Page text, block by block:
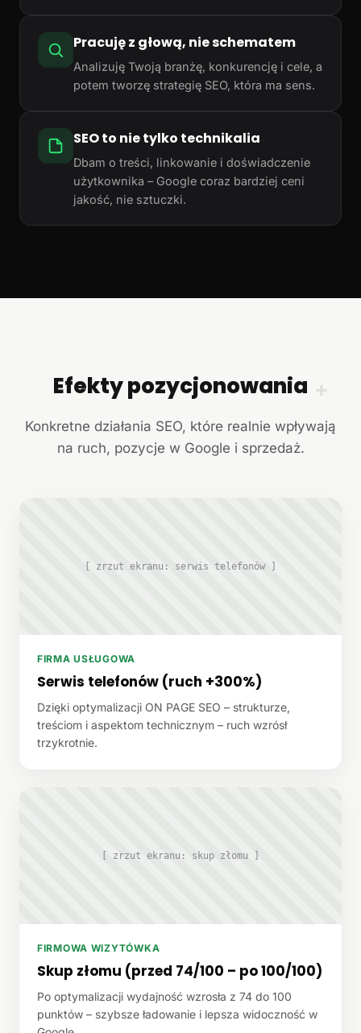
Pracuję z głową, nie schematem
Analizuję Twoją branżę, konkurencję i cele, a
potem tworzę strategię SEO, która ma sens.
SEO to nie tylko technikalia
Dbam o treści, linkowanie i doświadczenie
użytkownika – Google coraz bardziej ceni
jakość, nie sztuczki.
+
Efekty pozycjonowania
Konkretne działania SEO, które realnie wpływają
na ruch, pozycje w Google i sprzedaż.
[ zrzut ekranu: serwis telefonów ]
FIRMA USŁUGOWA
Serwis telefonów (ruch +300%)
Dzięki optymalizacji ON PAGE SEO – strukturze,
treściom i aspektom technicznym – ruch wzrósł
trzykrotnie.
[ zrzut ekranu: skup złomu ]
FIRMOWA WIZYTÓWKA
Skup złomu (przed 74/100 – po 100/100)
Po optymalizacji wydajność wzrosła z 74 do 100
punktów – szybsze ładowanie i lepsza widoczność w